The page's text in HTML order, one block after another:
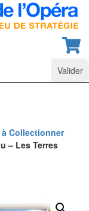
Collectionner
– Les Terres